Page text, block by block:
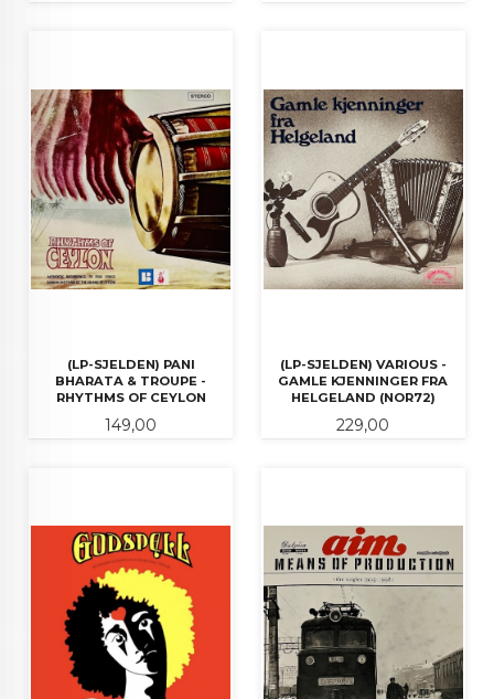
(LP-SJELDEN) PANI
BHARATA & TROUPE -
RHYTHMS OF CEYLON
Pris
149,00
(LP-SJELDEN) VARIOUS -
GAMLE KJENNINGER FRA
HELGELAND (NOR72)
Pris
229,00